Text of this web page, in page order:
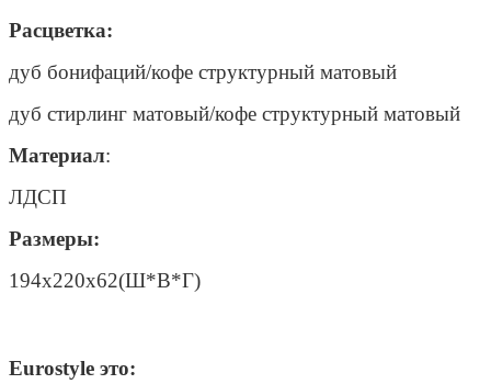
Расцветка:
дуб бонифаций/кофе структурный матовый
дуб стирлинг матовый/кофе структурный матовый
Материал:
ЛДСП
Размеры:
194х220х62(Ш*В*Г)
Eurostyle это: